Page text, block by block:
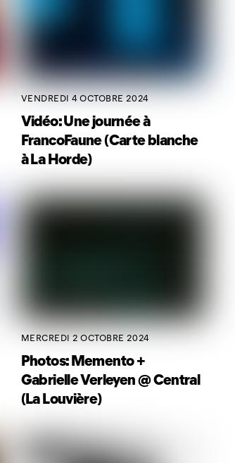
VENDREDI 4 OCTOBRE 2024
Vidéo: Une journée à
FrancoFaune (Carte blanche
à La Horde)
MERCREDI 2 OCTOBRE 2024
Photos: Memento +
Gabrielle Verleyen @ Central
(La Louvière)